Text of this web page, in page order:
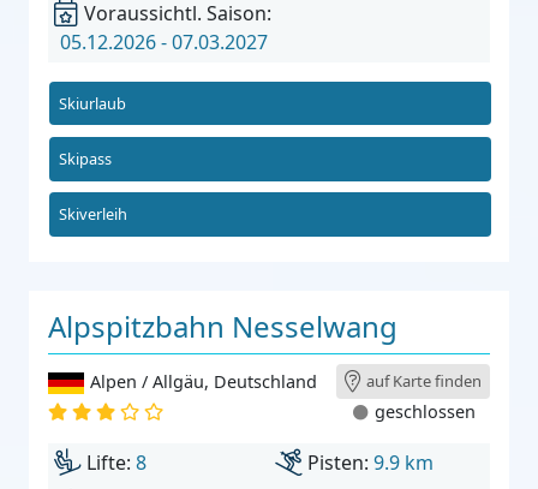
Voraussichtl. Saison:
05.12.2026 - 07.03.2027
Skiurlaub
Skipass
Skiverleih
Alpspitzbahn Nesselwang
Alpen / Allgäu, Deutschland auf Karte finden
geschlossen
Lifte: 8 Pisten: 9.9 km